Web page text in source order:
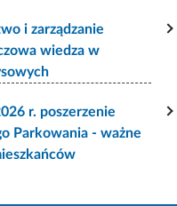
i zarządzanie
wiedza w
r. poszerzenie
Parkowania - ważne